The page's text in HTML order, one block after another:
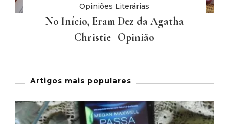
Opiniões Literárias
No Início, Eram Dez da Agatha
Christie | Opinião
Artigos mais populares